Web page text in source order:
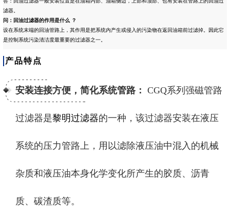
滤器。
问： 回油过滤器的作用是什么 ？
设在系统末端的回油管路上，其作用是把系统内产生或侵入的污染物在返回油箱前过滤掉。因此它
是控制系统污染清洁度最重要的过滤器之一。
产品特点
安装连接方便，简化系统管路： CGQ系列强磁管路
过滤器是黎明过滤器的一种，该过滤器安装在液压
系统的压力管路上，用以滤除液压油中混入的机械
杂质和液压油本身化学变化所产生的胶质、沥青
质、碳渣质等。